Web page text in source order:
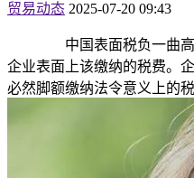
贸易动态 2025-07-20 09:43
中国表面税负一曲高
企业表面上该缴纳的税费。
必然脚额缴纳法令意义上的税